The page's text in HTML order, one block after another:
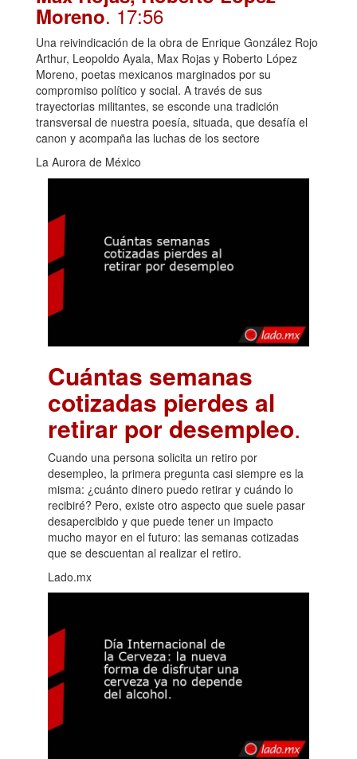
Moreno. 17:56
Una reivindicación de la obra de Enrique González Rojo
Arthur, Leopoldo Ayala, Max Rojas y Roberto López
Moreno, poetas mexicanos marginados por su
compromiso político y social. A través de sus
trayectorias militantes, se esconde una tradición
transversal de nuestra poesía, situada, que desafía el
canon y acompaña las luchas de los sectore
La Aurora de México
Cuántas semanas
cotizadas pierdes al
retirar por desempleo.
Cuando una persona solicita un retiro por
desempleo, la primera pregunta casi siempre es la
misma: ¿cuánto dinero puedo retirar y cuándo lo
recibiré? Pero, existe otro aspecto que suele pasar
desapercibido y que puede tener un impacto
mucho mayor en el futuro: las semanas cotizadas
que se descuentan al realizar el retiro.
Lado.mx